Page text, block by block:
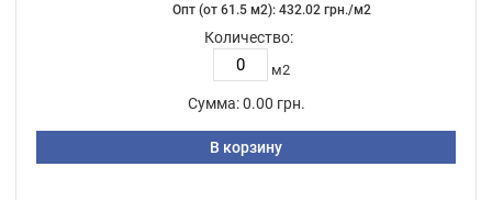
Опт (от 61.5 м2): 432.02 грн./м2
Количество:
м2
Сумма: 0.00 грн.
В корзину